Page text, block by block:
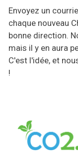
Envoyez un
chaque nouveau
bonne direction.
mais il y en aura
C'est l'idée, et
!